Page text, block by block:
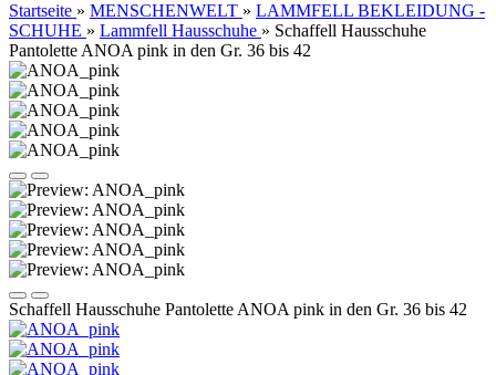
Startseite » MENSCHENWELT » LAMMFELL BEKLEIDUNG -
SCHUHE » Lammfell Hausschuhe » Schaffell Hausschuhe
Pantolette ANOA pink in den Gr. 36 bis 42
Schaffell Hausschuhe Pantolette ANOA pink in den Gr. 36 bis 42